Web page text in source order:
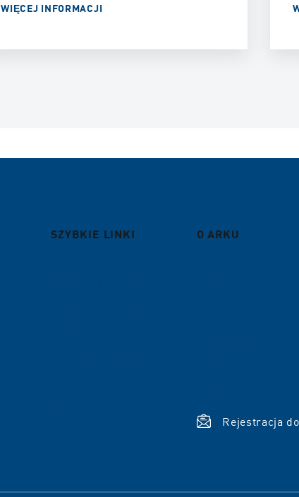
WIĘCEJ INFORMACJI
SZYBKIE LINKI O ARKU
Rejestracja